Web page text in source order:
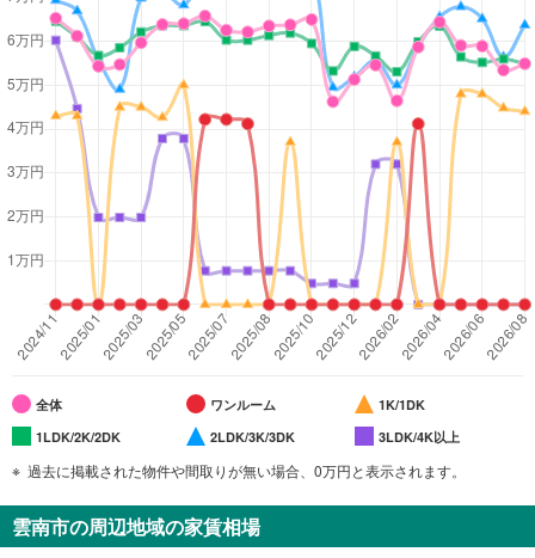
全体 ワンルーム
1K/1DK
1LDK/2K/2DK
2LDK/3K/3DK 3LDK/4K以上
過去に掲載された物件や間取りが無い場合、0万円と表示されます。
雲南市の周辺地域の家賃相場